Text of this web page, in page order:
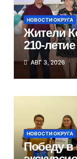
НОВОСТИ ОКРУГА
Жители
210-
села
АВГ 3, 2026
НОВОСТИ ОКРУГА
Победу в